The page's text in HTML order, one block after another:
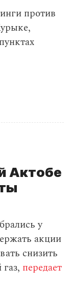
против
Актобе
у
акции
снизить
передает